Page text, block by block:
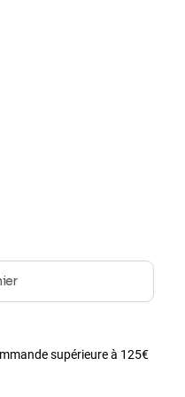
supérieure à 125€